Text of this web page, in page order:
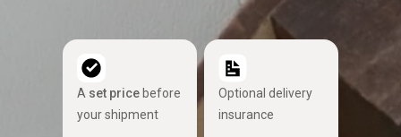
A set price before
your shipment
Optional delivery
insurance